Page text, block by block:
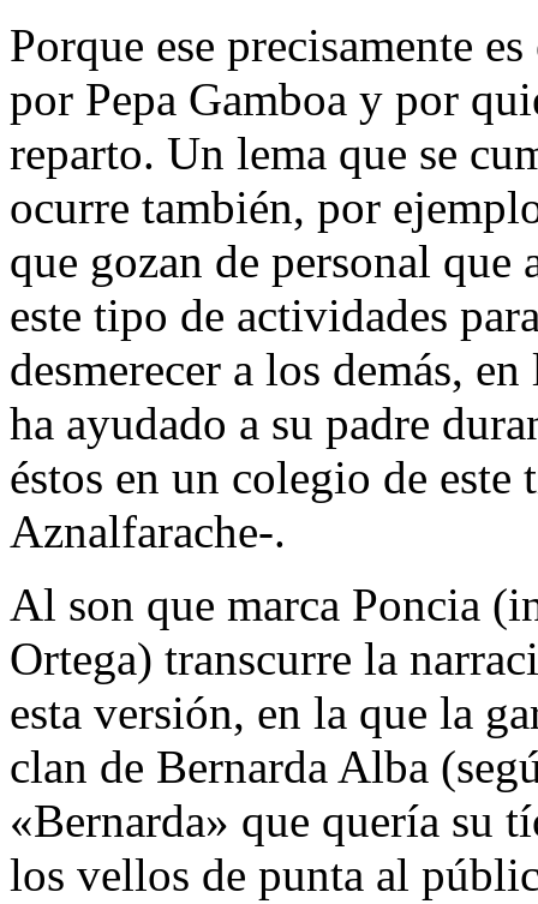
Porque ese precisamente
por Pepa Gamboa y por
reparto. Un lema que se
ocurre también, por
que gozan de personal que
este tipo de actividades
desmerecer a los demás,
ha ayudado a su padre
éstos en un colegio de este
Aznalfarache-.
Al son que marca Poncia
Ortega) transcurre la
esta versión, en la que la
clan de Bernarda Alba
«Bernarda» que quería su
los vellos de punta al